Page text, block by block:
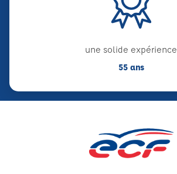
une solide expérience
55 ans